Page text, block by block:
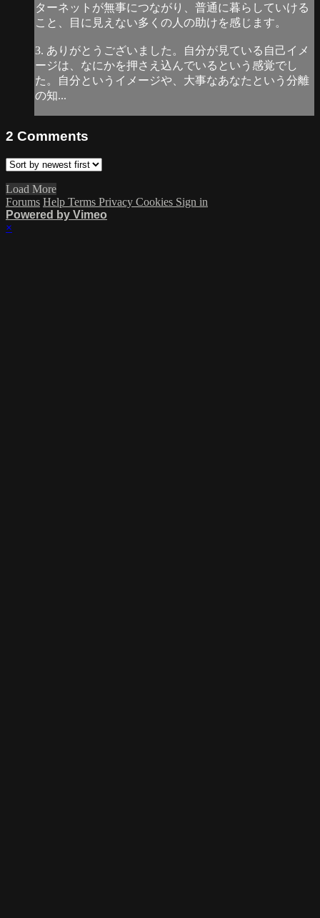
ターネットが無事につながり、普通に暮らしていける
こと、目に見えない多くの人の助けを感じます。
3. ありがとうございました。自分が見ている自己イメ
ージは、なにかを押さえ込んでいるという感覚でし
た。自分というイメージや、大事なあなたという分離
の知...
2 Comments
Load More
Forums Help Terms Privacy Cookies Sign in
Powered by Vimeo
×